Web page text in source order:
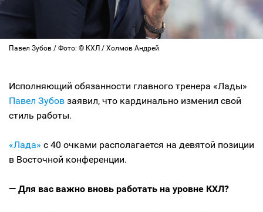
Павел Зубов / Фото: © КХЛ / Холмов Андрей
Исполняющий обязанности главного тренера «Лады»
Павел Зубов заявил, что кардинально изменил свой
стиль работы.
«Лада» с 40 очками располагается на девятой позиции
в Восточной конференции.
— Для вас важно вновь работать на уровне КХЛ?